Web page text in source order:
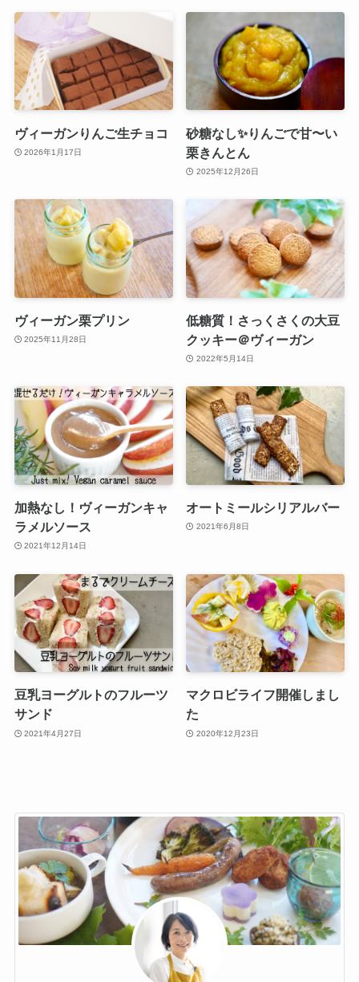
ヴィーガンりんご生チョコ
2026年1月17日
砂糖なし✨りんごで甘〜い
栗きんとん
2025年12月26日
ヴィーガン栗プリン
2025年11月28日
低糖質！さっくさくの大豆
クッキー＠ヴィーガン
2022年5月14日
加熱なし！ヴィーガンキャ
ラメルソース
2021年12月14日
オートミールシリアルバー
2021年6月8日
豆乳ヨーグルトのフルーツ
サンド
2021年4月27日
マクロビライフ開催しまし
た
2020年12月23日